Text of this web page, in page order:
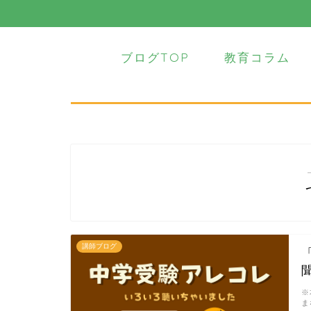
ブログTOP 教育コラム
講師ブログ
※